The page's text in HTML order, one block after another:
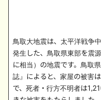
鳥取大地震は、太平洋戦争
発生した、鳥取県東部を震
に相当）の地震です。鳥取
誌』によると、家屋の被害
で、死者・行方不明者は